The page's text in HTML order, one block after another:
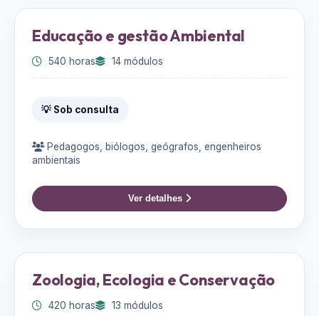
Educação e gestão Ambiental
540 horas 14 módulos
💡 Sob consulta
Pedagogos, biólogos, geógrafos, engenheiros
ambientais
Ver detalhes
Zoologia, Ecologia e Conservação
420 horas 13 módulos